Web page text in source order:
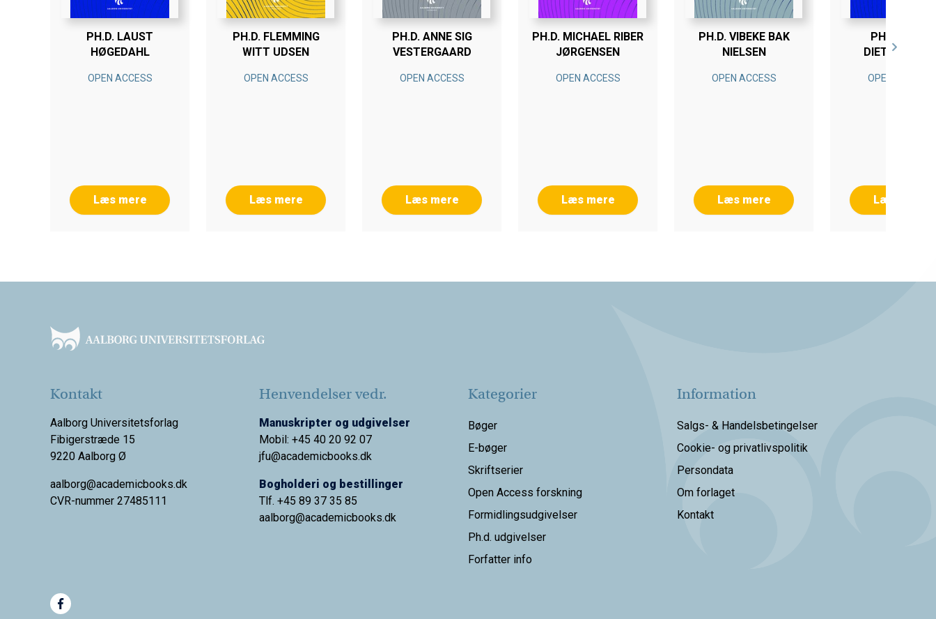
PH.D. LAUST
HØGEDAHL
OPEN ACCESS
Læs mere
PH.D. FLEMMING
WITT UDSEN
OPEN ACCESS
Læs mere
PH.D. ANNE SIG
VESTERGAARD
OPEN ACCESS
Læs mere
PH.D. MICHAEL RIBER
JØRGENSEN
OPEN ACCESS
Læs mere
PH.D. VIBEKE BAK
NIELSEN
OPEN ACCESS
Læs mere
PH.D. LARS
DIETRICHSON
OPEN ACCESS
Læs mere
Kontakt
Aalborg Universitetsforlag
Fibigerstræde 15
9220 Aalborg Ø
aalborg@academicbooks.dk
CVR-nummer 27485111
Henvendelser vedr.
Manuskripter og udgivelser
Mobil: +45 40 20 92 07
jfu@academicbooks.dk
Bogholderi og bestillinger
Tlf. +45 89 37 35 85
aalborg@academicbooks.dk
Kategorier
Bøger
E-bøger
Skriftserier
Open Access forskning
Formidlingsudgivelser
Ph.d. udgivelser
Forfatter info
Information
Salgs- & Handelsbetingelser
Cookie- og privatlivspolitik
Persondata
Om forlaget
Kontakt